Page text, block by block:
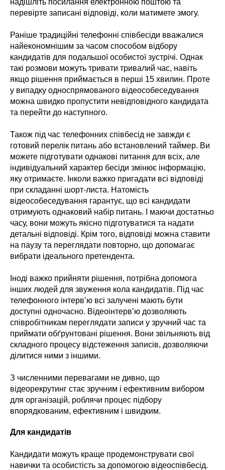
перевірте записані відповіді, коли матимете змогу.
Раніше традиційні телефонні співбесіди вважалися
найекономнішим за часом способом відбору
кандидатів для подальшої особистої зустрічі. Однак
такі розмови можуть тривати тривалий час, навіть
якщо рішення приймається в перші 15 хвилин. Проте
у випадку односпрямованого відеособеседування
можна швидко пропустити невідповідного кандидата
та перейти до наступного.
Також під час телефонних співбесід не завжди є
готовий перелік питань або встановлений таймер. Ви
можете підготувати однакові питання для всіх, але
індивідуальний характер бесіди змінює інформацію,
яку отримаєте. Інколи важко пригадати всі відповіді
при складанні шорт-листа. Натомість
відеособеседування гарантує, що всі кандидати
отримують однаковий набір питань. І маючи достатньо
часу, вони можуть якісно підготуватися та надати
детальні відповіді. Крім того, відповіді можна ставити
на паузу та переглядати повторно, що допомагає
вибрати ідеального претендента.
Іноді важко прийняти рішення, потрібна допомога
інших людей для звуження кола кандидатів. Під час
телефонного інтерв’ю всі залучені мають бути
доступні одночасно. Відеоінтерв’ю дозволяють
співробітникам переглядати записи у зручний час та
приймати обґрунтовані рішення. Вони звільняють від
складного процесу відстеження записів, дозволяючи
ділитися ними з іншими.
З численними перевагами не дивно, що
відеорекрутинг стає зручним і ефективним вибором
для організацій, роблячи процес підбору
впорядкованим, ефективним і швидким.
Для кандидатів
Кандидати можуть краще продемонструвати свої
навички та особистість за допомогою відеоспівбесід.